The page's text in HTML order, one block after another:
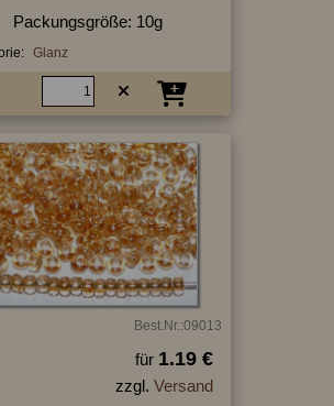
Packungsgröße: 10g
Glanz
Best.Nr.:09013
für 1.19 €
zzgl. Versand